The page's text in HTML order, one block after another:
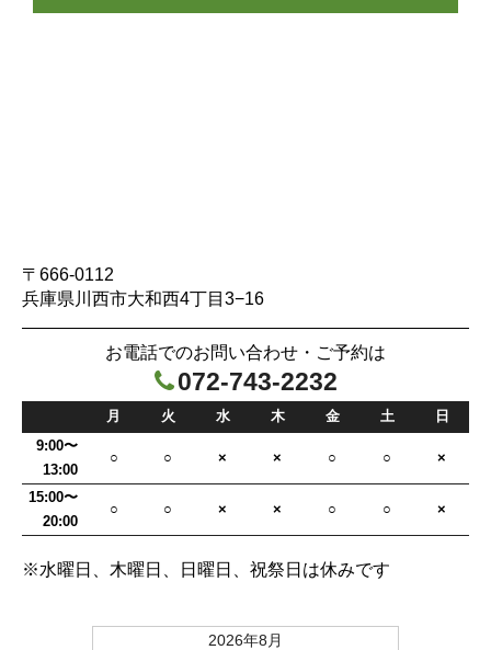
〒666-0112
兵庫県川西市大和西4丁目3−16
お電話でのお問い合わせ・ご予約は
072-743-2232
月 火 水 木 金 土
日
9:00〜
13:00
○ ○ × × ○ ○ ×
15:00〜
20:00
○ ○ × × ○ ○ ×
※水曜日、木曜日、日曜日、祝祭日は休みです
2026年8月